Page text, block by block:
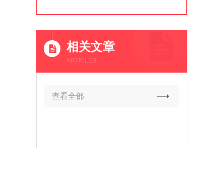
相关文章
ARTICLES
查看全部